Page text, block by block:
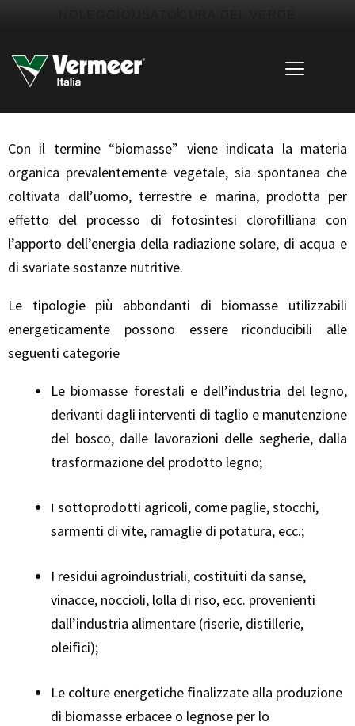
contenuto
Con il termine “biomasse” viene indicata la materia
organica prevalentemente vegetale, sia spontanea che
coltivata dall’uomo, terrestre e marina, prodotta per
effetto del processo di fotosintesi clorofilliana con
l’apporto dell’energia della radiazione solare, di acqua e
di svariate sostanze nutritive.
Le tipologie più abbondanti di biomasse utilizzabili
energeticamente possono essere riconducibili alle
seguenti categorie
Le biomasse forestali e dell’industria del legno,
derivanti dagli interventi di taglio e manutenzione
del bosco, dalle lavorazioni delle segherie, dalla
trasformazione del prodotto legno;
I sottoprodotti agricoli, come paglie, stocchi,
sarmenti di vite, ramaglie di potatura, ecc.;
I residui agroindustriali, costituiti da sanse,
vinacce, noccioli, lolla di riso, ecc. provenienti
dall’industria alimentare (riserie, distillerie,
oleifici);
Le colture energetiche finalizzate alla produzione
di biomasse erbacee o legnose per lo